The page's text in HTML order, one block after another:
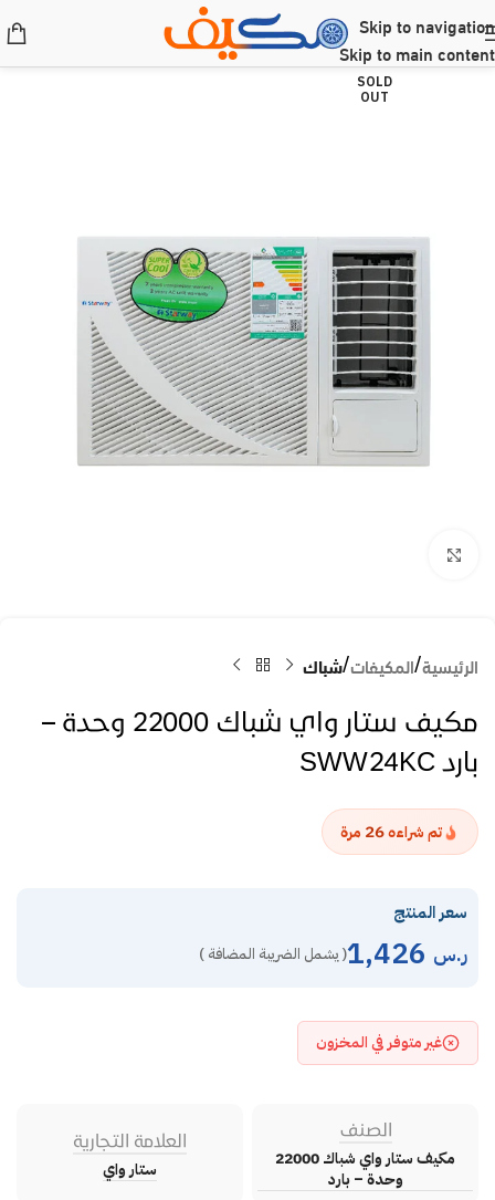
Skip to navigation
Skip to main content
SOLD
OUT
الرئيسية المكيفات شباك
مكيف ستار واي شباك 22000 وحدة –
بارد SWW24KC
تم شراءه26 مرة
سعر المنتج
ر.س ( يشمل الضريبة المضافة )
غير متوفر في المخزون
الصنف
مكيف ستار واي شباك 22000
وحدة – بارد
العلامة التجارية
ستار واي